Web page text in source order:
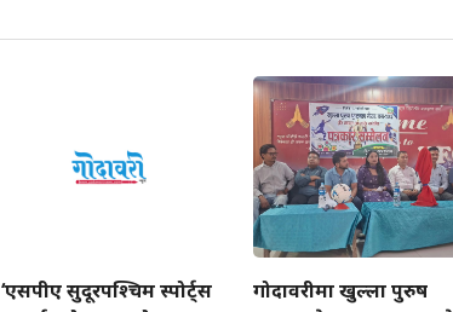
‘एसपीए सुदूरपश्चिम स्पोर्ट्स
गोदावरीमा खुल्ला पुरुष